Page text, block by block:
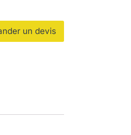
un devis